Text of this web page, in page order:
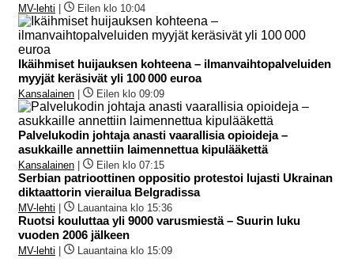
MV-lehti | Eilen klo 10:04
Ikäihmiset huijauksen kohteena – ilmanvaihtopalveluiden
myyjät keräsivät yli 100 000 euroa
Kansalainen | Eilen klo 09:09
Palvelukodin johtaja anasti vaarallisia opioideja –
asukkaille annettiin laimennettua kipulääkettä
Kansalainen | Eilen klo 07:15
Serbian patrioottinen oppositio protestoi lujasti Ukrainan
diktaattorin vierailua Belgradissa
MV-lehti | Lauantaina klo 15:36
Ruotsi kouluttaa yli 9000 varusmiestä – Suurin luku
vuoden 2006 jälkeen
MV-lehti | Lauantaina klo 15:09